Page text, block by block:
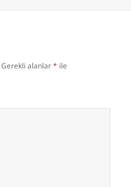
Gerekli alanlar* ile